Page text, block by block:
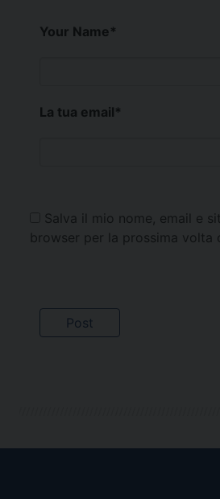
Your Name*
La tua email*
Salva il mio nome, email e
browser per la prossima volta